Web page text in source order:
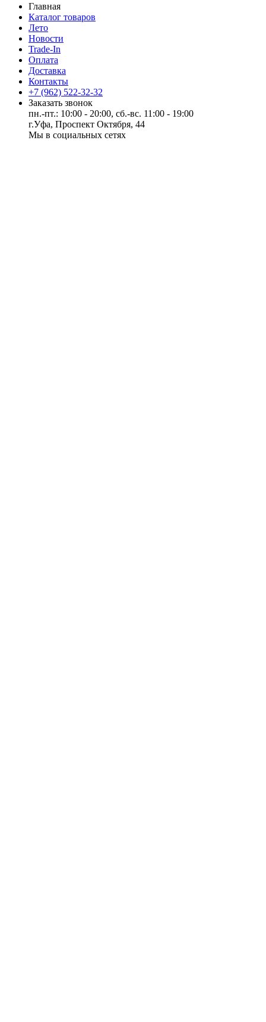
Главная
Каталог товаров
Лето
Новости
Trade-In
Оплата
Доставка
Контакты
+7 (962) 522-32-32
Заказать звонок
пн.-пт.: 10:00 - 20:00, сб.-вс. 11:00 - 19:00
г.Уфа, Проспект Октября, 44
Мы в социальных сетях